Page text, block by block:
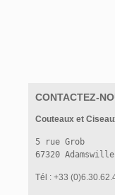
CONTACTEZ-
Couteaux et
5 rue Grob
Tél : +33